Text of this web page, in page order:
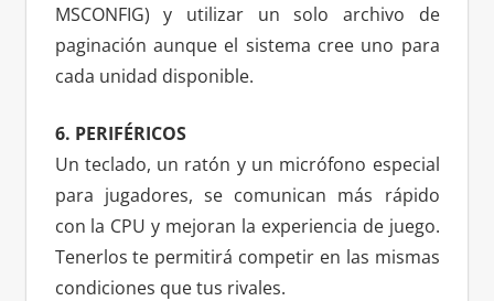
MSCONFIG) y utilizar un solo archivo de
paginación aunque el sistema cree uno para
cada unidad disponible.
6. PERIFÉRICOS
Un teclado, un ratón y un micrófono especial
para jugadores, se comunican más rápido
con la CPU y mejoran la experiencia de juego.
Tenerlos te permitirá competir en las mismas
condiciones que tus rivales.